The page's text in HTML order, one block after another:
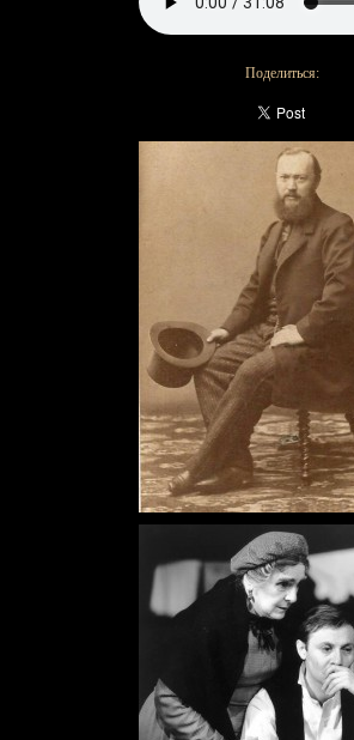
Поделиться: